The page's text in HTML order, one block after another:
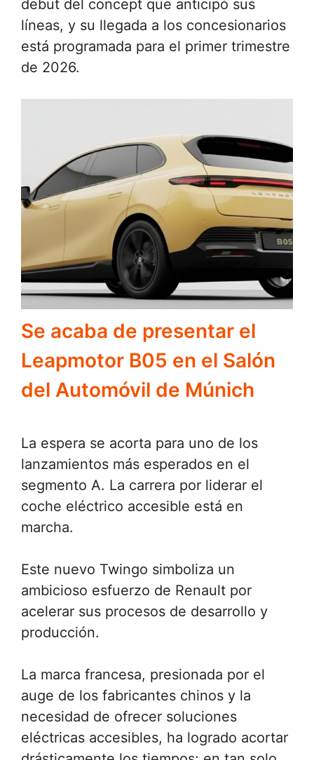
debut del concept que anticipó sus
líneas, y su llegada a los concesionarios
está programada para el primer trimestre
de 2026.
Se acaba de presentar el
Leapmotor B05 en el Salón
del Automóvil de Múnich
La espera se acorta para uno de los
lanzamientos más esperados en el
segmento A. La carrera por liderar el
coche eléctrico accesible está en
marcha.
Este nuevo Twingo simboliza un
ambicioso esfuerzo de Renault por
acelerar sus procesos de desarrollo y
producción.
La marca francesa, presionada por el
auge de los fabricantes chinos y la
necesidad de ofrecer soluciones
eléctricas accesibles, ha logrado acortar